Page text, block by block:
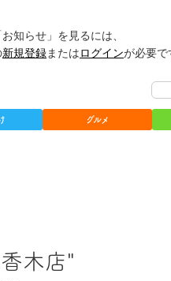
知らせ」を見るには、
新規登録またはログインが必要
グルメ
木店"